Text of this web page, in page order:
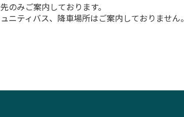
のみご案内しております。
ニティバス、降車場所はご案内しておりません。